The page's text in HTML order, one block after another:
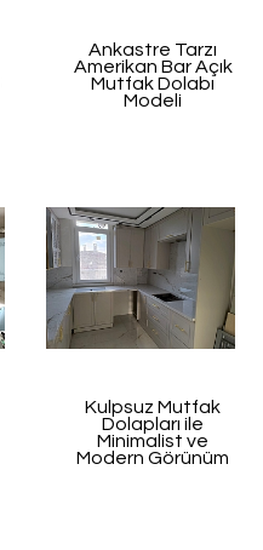
Ankastre Tarzı
Amerikan Bar Açık
Mutfak Dolabı
Modeli
Kulpsuz Mutfak
Dolapları ile
Minimalist ve
Modern Görünüm